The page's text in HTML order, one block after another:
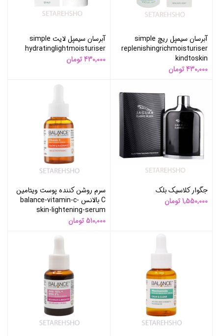
آبرسان سیمپل ریچ simple
replenishingrichmoisturiser
kindtoskin
430,000تومان
آبرسان سیمپل لایت simple
hydratinglightmoisturiser
430,000 تومان
جگوار کلاسیک بلک
1,550,000تومان
سرم روشن کننده پوست ویتامین
C بالانس balance-vitamin-c-
skin-lightening-serum
510,000 تومان